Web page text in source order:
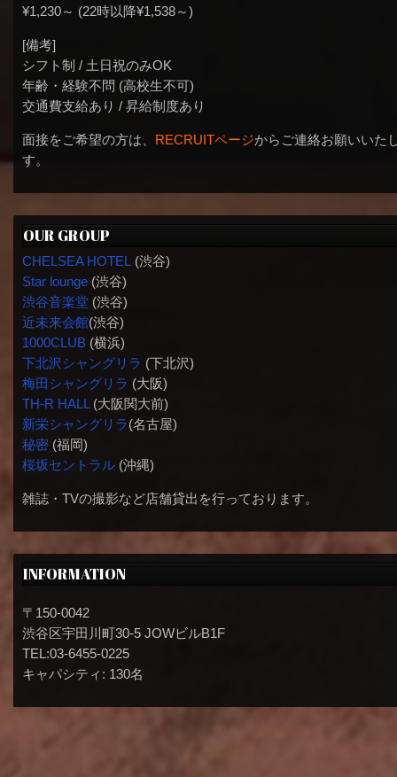
¥1,230～ (22時以降¥1,538～)
[備考]
シフト制 / 土日祝のみOK
年齢・経験不問 (高校生不可)
交通費支給あり / 昇給制度あり
面接をご希望の方は、 RECRUITページからご連絡お願いいた
す。
OUR GROUP
CHELSEA HOTEL (渋谷)
Star lounge(渋谷)
渋谷音楽堂(渋谷)
近未来会館(渋谷)
1000CLUB(横浜)
下北沢シャングリラ (下北沢)
梅田シャングリラ (大阪)
TH-R HALL(大阪関大前)
新栄シャングリラ(名古屋)
秘密(福岡)
桜坂セントラル(沖縄)
雑誌・TVの撮影など店舗貸出を行っております。
INFORMATION
〒150-0042
渋谷区宇田川町30-5 JOWビルB1F
TEL:03-6455-0225
キャパシティ: 130名